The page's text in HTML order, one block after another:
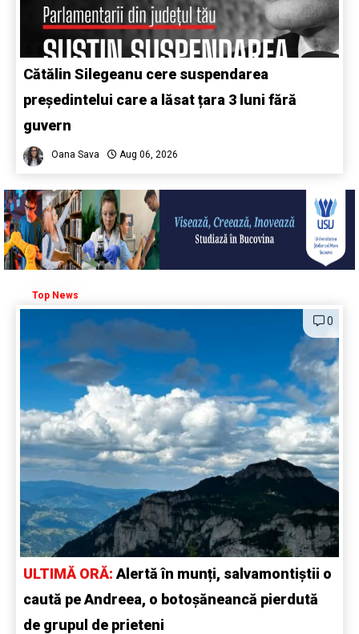
Cătălin Silegeanu cere suspendarea
președintelui care a lăsat țara 3 luni fără
guvern
Oana Sava Aug 06, 2026
Top News
0
ULTIMĂ ORĂ: Alertă în munți, salvamontiștii o
caută pe Andreea, o botoșăneancă pierdută
de grupul de prieteni